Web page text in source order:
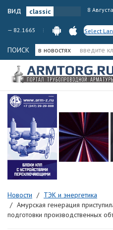
вид 8
— 82.1665 Select
ПОИСК в новостях
Новости
ТЭК и энергетика
Амурская генерация
подготовки производственных